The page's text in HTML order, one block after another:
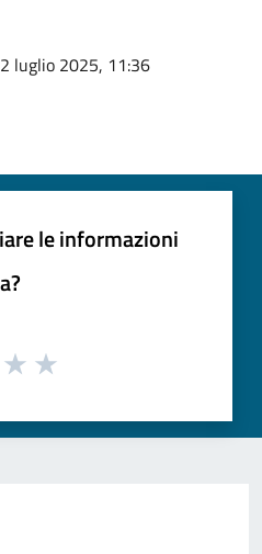
luglio 2025, 11:36
le informazioni